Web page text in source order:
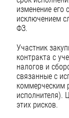
изменение его
исключением
ФЗ.
Участник
контракта с
налогов и
связанные с
коммерческим
исполнителя).
этих рисков.